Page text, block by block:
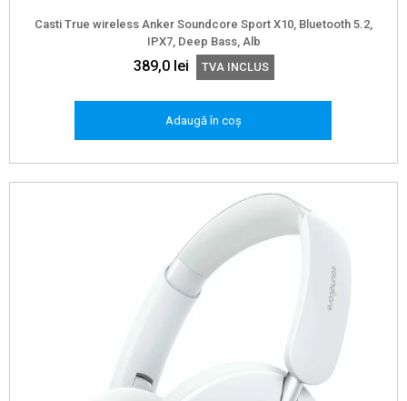
Casti True wireless Anker Soundcore Sport X10, Bluetooth 5.2,
IPX7, Deep Bass, Alb
389,0 lei TVA INCLUS
Adaugă în coș